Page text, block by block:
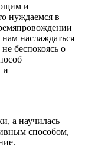
и
нуждаемся в
нам наслаждаться
беспокоясь о
и
а научилась
способом,